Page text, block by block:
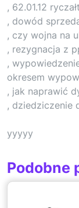
, 62.01.12
, dowód
, czy wojna na
, rezygnacja z
,
okresem
, jak naprawić
, dziedziczenie
yyyyy
Podobne